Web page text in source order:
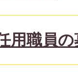
用職員の